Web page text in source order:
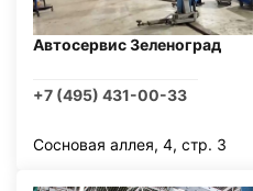
Автосервис Зеленоград
+7 (495) 431-00-33
Сосновая аллея, 4, стр. 3